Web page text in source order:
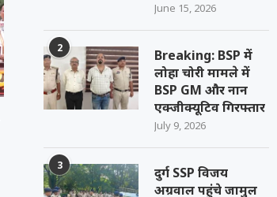
June 15, 2026
2
Breaking: BSP में
लोहा चोरी मामले में
BSP GM और नान
एक्जीक्यूटिव गिरफ्तार
July 9, 2026
3
दुर्ग SSP विजय
अग्रवाल पहुंचे जामुल